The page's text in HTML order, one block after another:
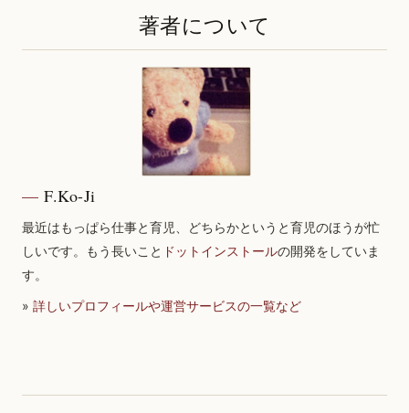
著者について
F.Ko-Ji
最近はもっぱら仕事と育児、どちらかというと育児のほうが忙
しいです。もう長いこと ドットインストールの開発をしていま
す。
» 詳しいプロフィールや運営サービスの一覧など